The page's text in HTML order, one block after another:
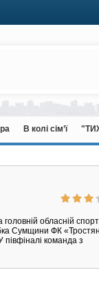
В колі сім’ї
обласній
Сумщини ФК
команда з